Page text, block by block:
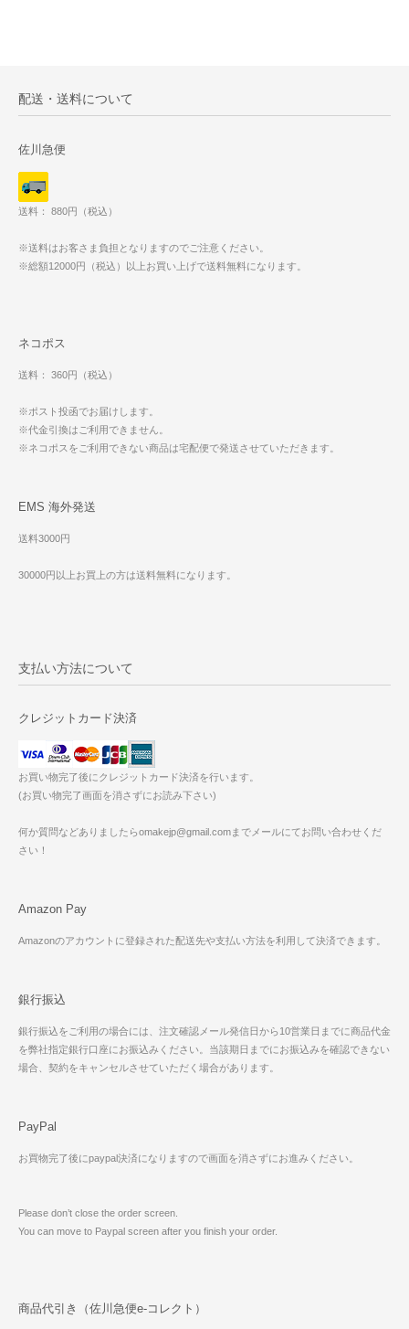
配送・送料について
佐川急便
送料： 880円（税込）
※送料はお客さま負担となりますのでご注意ください。
※総額12000円（税込）以上お買い上げで送料無料になります。
ネコポス
送料： 360円（税込）
※ポスト投函でお届けします。
※代金引換はご利用できません。
※ネコポスをご利用できない商品は宅配便で発送させていただきます。
EMS 海外発送
送料3000円
30000円以上お買上の方は送料無料になります。
支払い方法について
クレジットカード決済
お買い物完了後にクレジットカード決済を行います。
(お買い物完了画面を消さずにお読み下さい)
何か質問などありましたらomakejp@gmail.comまでメールにてお問い合わせくだ
さい！
Amazon Pay
Amazonのアカウントに登録された配送先や支払い方法を利用して決済できます。
銀行振込
銀行振込をご利用の場合には、注文確認メール発信日から10営業日までに商品代金
を弊社指定銀行口座にお振込みください。当該期日までにお振込みを確認できない
場合、契約をキャンセルさせていただく場合があります。
PayPal
お買物完了後にpaypal決済になりますので画面を消さずにお進みください。
Please don’t close the order screen.
You can move to Paypal screen after you finish your order.
商品代引き（佐川急便e-コレクト）